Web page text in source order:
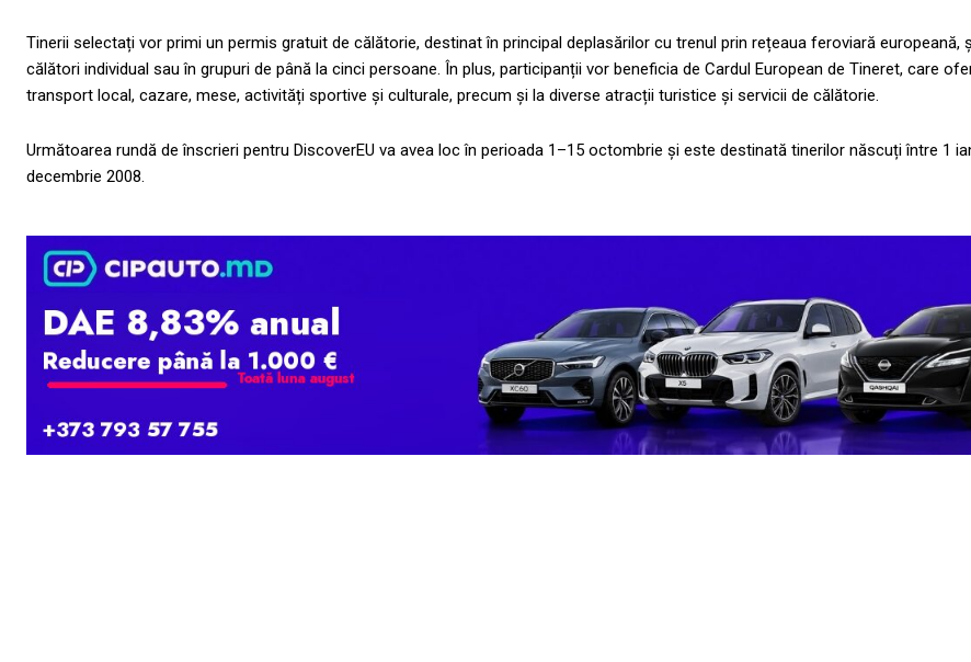
Tinerii selectați vor primi un permis gratuit de călătorie, destinat în principal deplasărilor cu trenul prin rețeaua feroviară europeană,
călători individual sau în grupuri de până la cinci persoane. În plus, participanții vor beneficia de Cardul European de Tineret, care
transport local, cazare, mese, activități sportive și culturale, precum și la diverse atracții turistice și servicii de călătorie.
Următoarea rundă de înscrieri pentru DiscoverEU va avea loc în perioada 1–15 octombrie și este destinată tinerilor născuți între 1
decembrie 2008.